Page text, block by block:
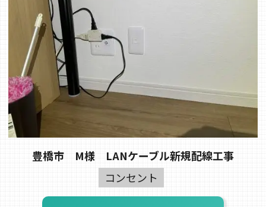
豊橋市 M様 LANケーブル新規配線工事
コンセント